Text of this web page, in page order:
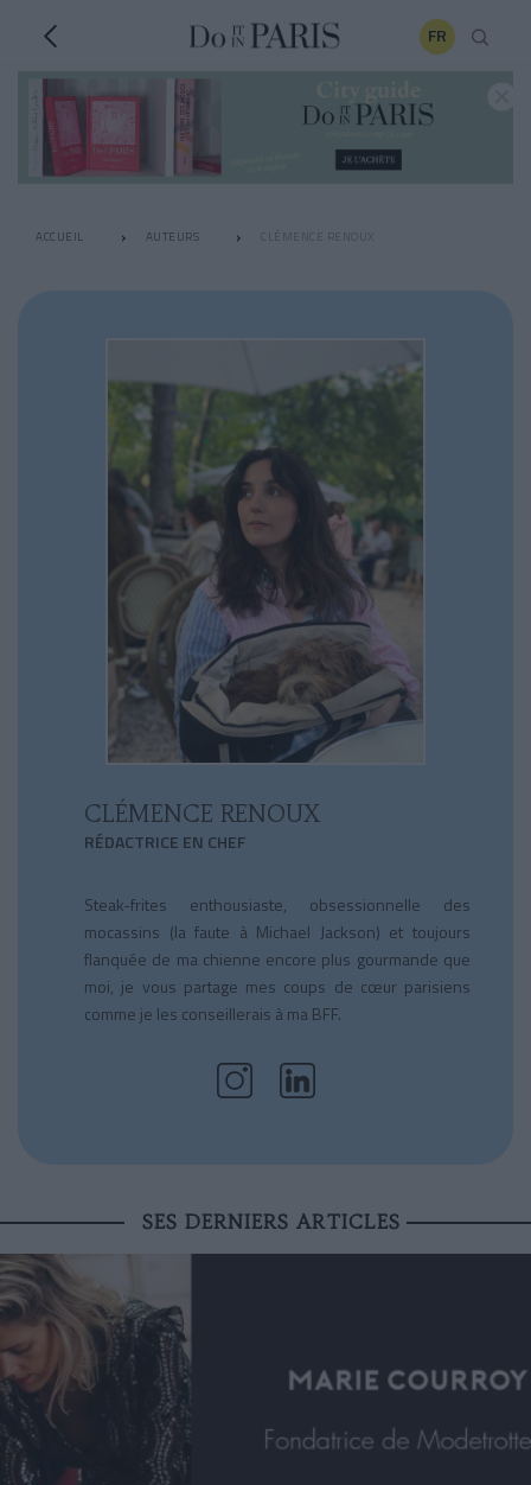
FR
ACCUEIL AUTEURS
CLÉMENCE RENOUX
RÉDACTRICE EN CHEF
Steak-frites enthousiaste, obsessionnelle des
mocassins (la faute à Michael Jackson) et toujours
flanquée de ma chienne encore plus gourmande que
moi, je vous partage mes coups de cœur parisiens
comme je les conseillerais à ma BFF.
SES DERNIERS ARTICLES